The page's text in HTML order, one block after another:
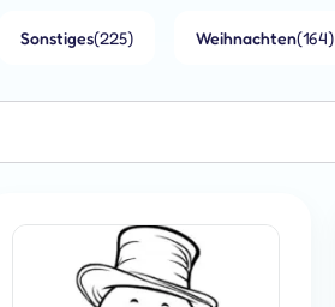
Sonstiges(225) Weihnachten(164)